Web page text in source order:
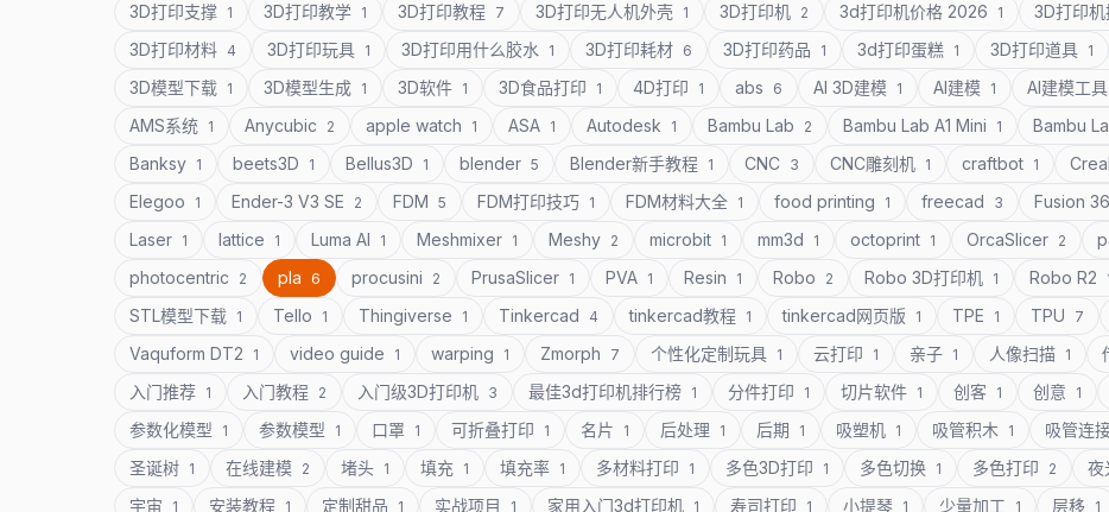
3D打印支撑 1 3D打印教学 1 3D打印教程 7 3D打印无人机外壳 1 3D打印机 2 3d打印机价格 2026 1 3D打印
3D打印材料 4 3D打印玩具 1 3D打印用什么胶水 1 3D打印耗材 6 3D打印药品 1 3d打印蛋糕 1 3D打印道具 1
3D模型下载 1 3D模型生成 1 3D软件 1 3D食品打印 1 4D打印 1 abs 6 AI 3D建模 1 AI建模 1 AI建模工具
AMS系统 1 Anycubic 2 apple watch 1 ASA 1 Autodesk 1 Bambu Lab 2 Bambu Lab A1 Mini 1 Bambu
Banksy 1 beets3D 1 Bellus3D 1 blender 5 Blender新手教程 1 CNC 3 CNC雕刻机 1 craftbot 1
Elegoo 1 Ender-3 V3 SE 2 FDM 5 FDM打印技巧 1 FDM材料大全 1 food printing 1 freecad 3 Fusion
Laser 1 lattice 1 Luma AI 1 Meshmixer 1 Meshy 2 microbit 1 mm3d 1 octoprint 1 OrcaSlicer 2
photocentric 2 pla 6 procusini 2 PrusaSlicer 1 PVA 1 Resin 1 Robo 2 Robo 3D打印机 1 Robo R2
STL模型下载 1 Tello 1 Thingiverse 1 Tinkercad 4 tinkercad教程 1 tinkercad网页版 1 TPE 1 TPU 7
Vaquform DT2 1 video guide 1 warping 1 Zmorph 7 个性化定制玩具 1 云打印 1 亲子 1 人像扫描 1
入门推荐 1 入门教程 2 入门级3D打印机 3 最佳3d打印机排行榜 1 分件打印 1 切片软件 1 创客 1 创意 1
参数化模型 1 参数模型 1 口罩 1 可折叠打印 1 名片 1 后处理 1 后期 1 吸塑机 1 吸管积木 1 吸管连
圣诞树 1 在线建模 2 堵头 1 填充 1 填充率 1 多材料打印 1 多色3D打印 1 多色切换 1 多色打印 2 夜
宇宙 1 安装教程 1 定制甜品 1 实战项目 1 家用入门3d打印机 1 寿司打印 1 小提琴 1 少量加工 1 层移 1